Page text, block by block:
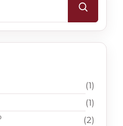
(1)
(1)
(2)